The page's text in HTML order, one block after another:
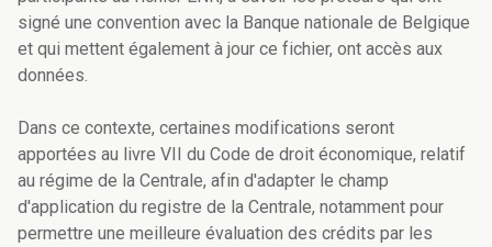
signé une convention avec la Banque nationale de Belgique
et qui mettent également à jour ce fichier, ont accès aux
données.
Dans ce contexte, certaines modifications seront
apportées au livre VII du Code de droit économique, relatif
au régime de la Centrale, afin d'adapter le champ
d'application du registre de la Centrale, notamment pour
permettre une meilleure évaluation des crédits par les